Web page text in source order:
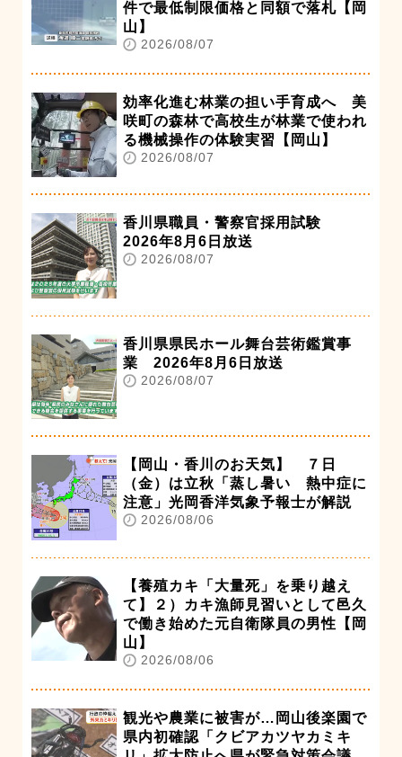
件で最低制限価格と同額で落札【岡
山】
2026/08/07
効率化進む林業の担い手育成へ 美
咲町の森林で高校生が林業で使われ
る機械操作の体験実習【岡山】
2026/08/07
香川県職員・警察官採用試験
2026年8月6日放送
2026/08/07
香川県県民ホール舞台芸術鑑賞事
業 2026年8月6日放送
2026/08/07
【岡山・香川のお天気】 ７日
（金）は立秋「蒸し暑い 熱中症に
注意」光岡香洋気象予報士が解説
2026/08/06
【養殖カキ「大量死」を乗り越え
て】２）カキ漁師見習いとして邑久
で働き始めた元自衛隊員の男性【岡
山】
2026/08/06
観光や農業に被害が…岡山後楽園で
県内初確認「クビアカツヤカミキ